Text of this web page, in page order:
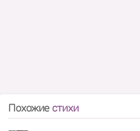
Похожие стихи